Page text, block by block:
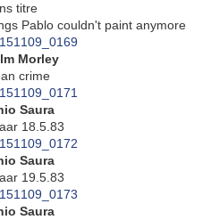
titre
Pablo couldn't paint anymore
Morley
crime
Saura
18.5.83
Saura
19.5.83
Saura